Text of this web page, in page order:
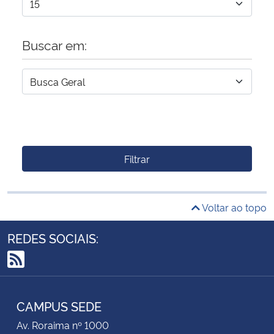
Buscar em:
Filtrar
Voltar ao topo
REDES SOCIAIS:
RSS
CAMPUS SEDE
Av. Roraima nº 1000